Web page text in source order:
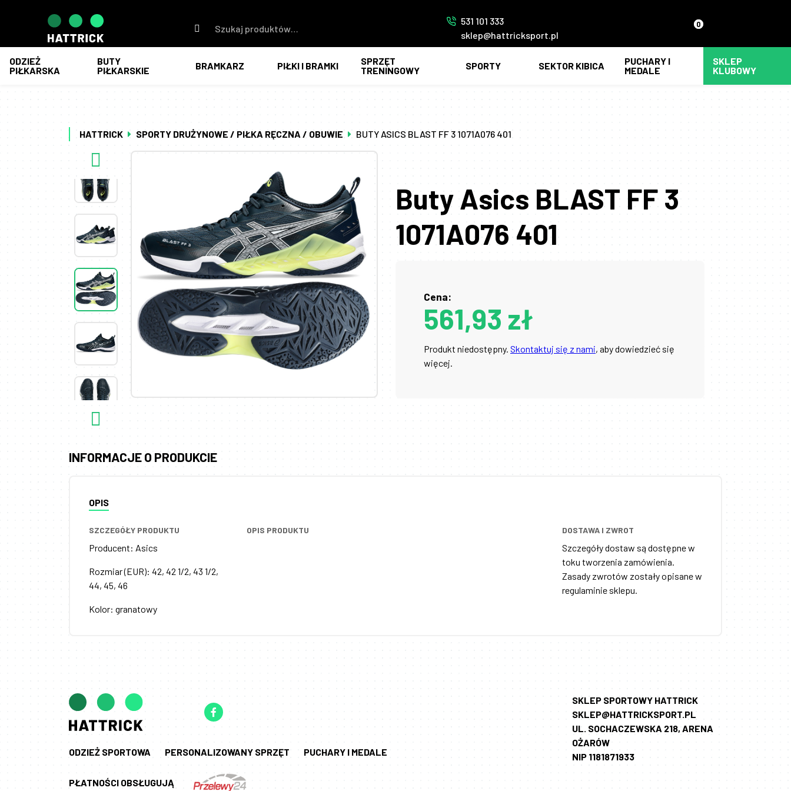
Szukaj:
531 101 333
sklep@hattricksport.pl
0
ODZIEŻ
PIŁKARSKA
BUTY
PIŁKARSKIE
BRAMKARZ PIŁKI I BRAMKI
SPRZĘT
TRENINGOWY
SPORTY SEKTOR KIBICA
PUCHARY I
MEDALE
SKLEP
KLUBOWY
HATTRICK SPORTY DRUŻYNOWE / PIŁKA RĘCZNA / OBUWIE BUTY ASICS BLAST FF 3 1071A076 401
Buty Asics BLAST FF 3
1071A076 401
Cena:
561,93 zł
Produkt niedostępny. Skontaktuj się z nami, aby dowiedzieć się
więcej.
INFORMACJE O PRODUKCIE
OPIS
SZCZEGÓŁY PRODUKTU
Producent: Asics
Rozmiar (EUR): 42, 42 1/2, 43 1/2,
44, 45, 46
Kolor: granatowy
OPIS PRODUKTU DOSTAWA I ZWROT
Szczegóły dostaw są dostępne w
toku tworzenia zamówienia.
Zasady zwrotów zostały opisane w
regulaminie sklepu.
ODZIEŻ SPORTOWA PERSONALIZOWANY SPRZĘT PUCHARY I MEDALE
PŁATNOŚCI OBSŁUGUJĄ
SKLEP SPORTOWY HATTRICK
SKLEP@HATTRICKSPORT.PL
UL. SOCHACZEWSKA 218, ARENA
OŻARÓW
NIP 1181871933